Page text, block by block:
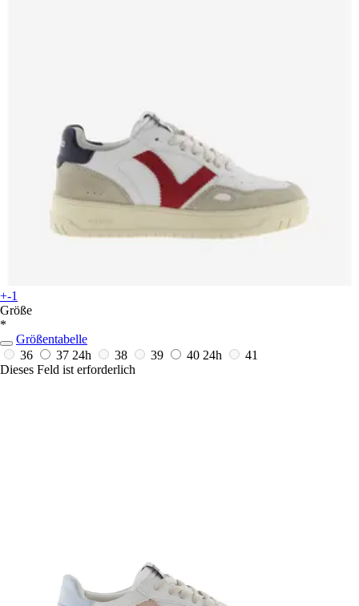
+-1
Größe
*
Größentabelle
36
37 24h 38 39 40 24h
41
Dieses Feld ist erforderlich